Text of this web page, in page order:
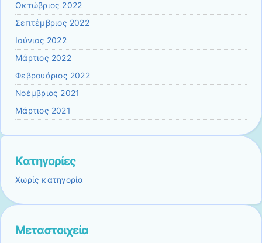
Οκτώβριος 2022
Σεπτέμβριος 2022
Ιούνιος 2022
Μάρτιος 2022
Φεβρουάριος 2022
Νοέμβριος 2021
Μάρτιος 2021
Kατηγορίες
Χωρίς κατηγορία
Μεταστοιχεία